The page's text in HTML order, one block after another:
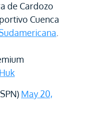
de Cardozo
Cuenca
May 20,